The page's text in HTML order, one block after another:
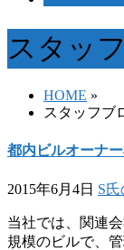
スタッ
HOME »
スタッフブ
都内ビルオーナ
2015年6月4日 S
当社では、関連
規模のビルで、